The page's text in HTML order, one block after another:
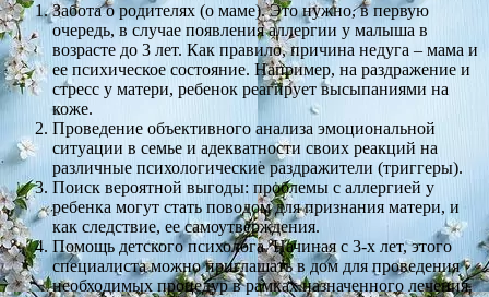
Забота о родителях (о маме). Это нужно, в первую
очередь, в случае появления аллергии у малыша в
возрасте до 3 лет. Как правило, причина недуга – мама и
ее психическое состояние. Например, на раздражение и
стресс у матери, ребенок реагирует высыпаниями на
коже.
Проведение объективного анализа эмоциональной
ситуации в семье и адекватности своих реакций на
различные психологические раздражители (триггеры).
Поиск вероятной выгоды: проблемы с аллергией у
ребенка могут стать поводом для признания матери, и
как следствие, ее самоутверждения.
Помощь детского психолога. Начиная с 3-х лет, этого
специалиста можно приглашать в дом для проведения
необходимых процедур в рамках назначенного лечения.